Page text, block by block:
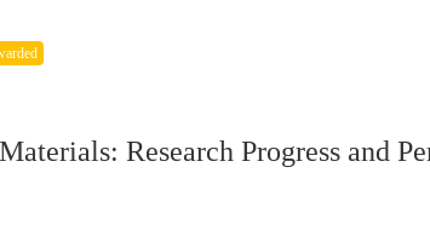
Research Progress and